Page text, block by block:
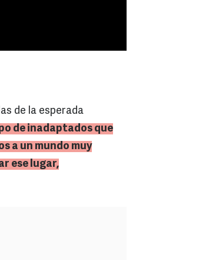
de la esperada
de inadaptados que
a un mundo muy
ese lugar,